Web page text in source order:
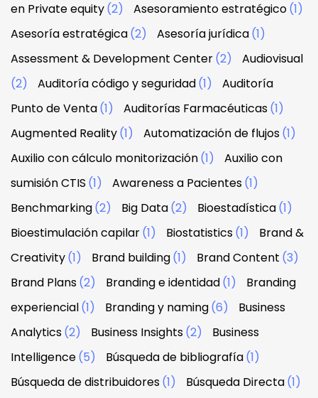
en Private equity(2) Asesoramiento estratégico(1)
Asesoría estratégica(2) Asesoría jurídica(1)
Assessment & Development Center(2)
Audiovisual
(2)
Auditoría código y seguridad(1)
Auditoría
Punto de Venta(1) Auditorías Farmacéuticas(1)
Augmented Reality(1) Automatización de flujos(1)
Auxilio con cálculo monitorización(1)
Auxilio con
sumisión CTIS (1) Awareness a Pacientes(1)
Benchmarking(2) Big Data(2) Bioestadística(1)
Bioestimulación capilar(1) Biostatistics(1)
Brand &
Creativity(1) Brand building(1) Brand Content (3)
Brand Plans(2) Branding e identidad(1)
Branding
experiencial(1) Branding y naming(6)
Business
Analytics(2) Business Insights(2)
Business
Intelligence(5) Búsqueda de bibliografía(1)
Búsqueda de distribuidores(1) Búsqueda Directa(1)